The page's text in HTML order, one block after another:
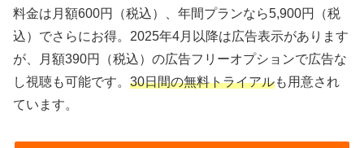
料金は月額600円（税込）、年間プランなら5,900円（税
込）でさらにお得。2025年4月以降は広告表示があります
が、月額390円（税込）の広告フリーオプションで広告な
し視聴も可能です。 30日間の無料トライアルも用意され
ています。